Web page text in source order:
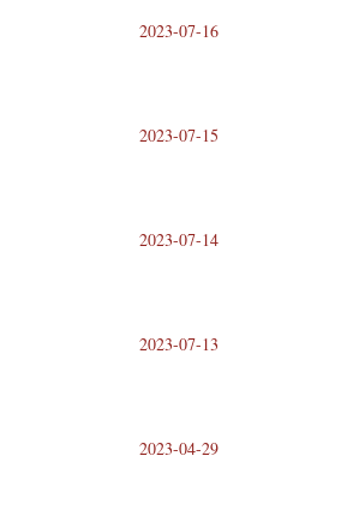
2023-07-16
2023-07-15
2023-07-14
2023-07-13
2023-04-29